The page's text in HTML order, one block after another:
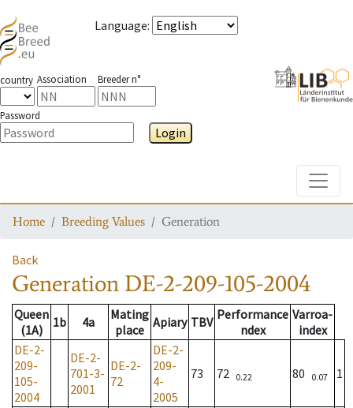
Language:
country Association Breeder n°
Password
Login
Home Breeding Values Generation
Back
Generation DE-2-209-105-2004
Queen
(1A)
1b 4a
Mating
place Apiary TBV Performance
ndex
Varroa-
index
DE-2-
209-
105-
2004
DE-2-
701-3-
2001
DE-2-
72
DE-2-
209-
4-
2005
73 72 0.22 80 0.07 1